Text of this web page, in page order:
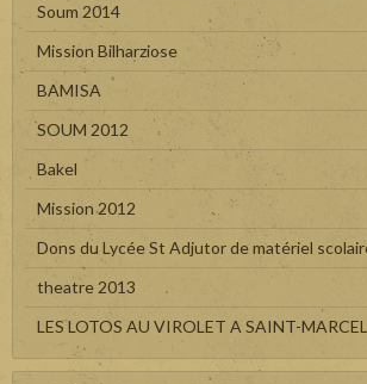
Soum 2014
Mission Bilharziose
BAMISA
SOUM 2012
Bakel
Mission 2012
Dons du Lycée St Adjutor de matériel
theatre 2013
LES LOTOS AU VIROLET A SAINT-MARCEL